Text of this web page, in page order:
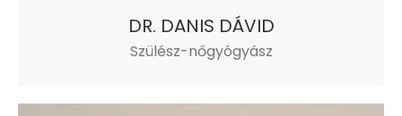
DR. DANIS DÁVID
Szülész-nőgyógyász